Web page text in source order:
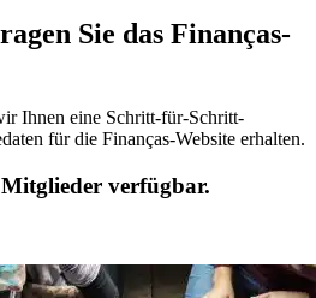
Sie das Finanças-
Ihnen eine Schritt-für-Schritt-
für die Finanças-Website erhalten.
verfügbar.